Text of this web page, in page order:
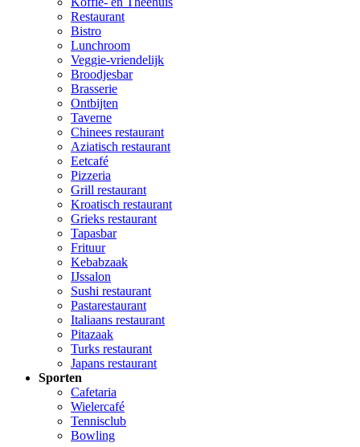
Restaurant
Bistro
Lunchroom
Veggie-vriendelijk
Broodjesbar
Brasserie
Ontbijten
Taverne
Chinees restaurant
Aziatisch restaurant
Eetcafé
Pizzeria
Grill restaurant
Kroatisch restaurant
Grieks restaurant
Tapasbar
Frituur
Kebabzaak
IJssalon
Sushi restaurant
Pastarestaurant
Italiaans restaurant
Pitazaak
Turks restaurant
Japans restaurant
Sporten
Cafetaria
Wielercafé
Tennisclub
Bowling